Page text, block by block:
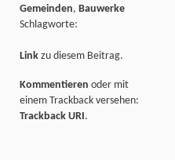
Gemeinden, Bauwerke
Schlagworte:
Link zu diesem Beitrag.
Kommentieren oder mit
einem Trackback versehen:
Trackback URI.